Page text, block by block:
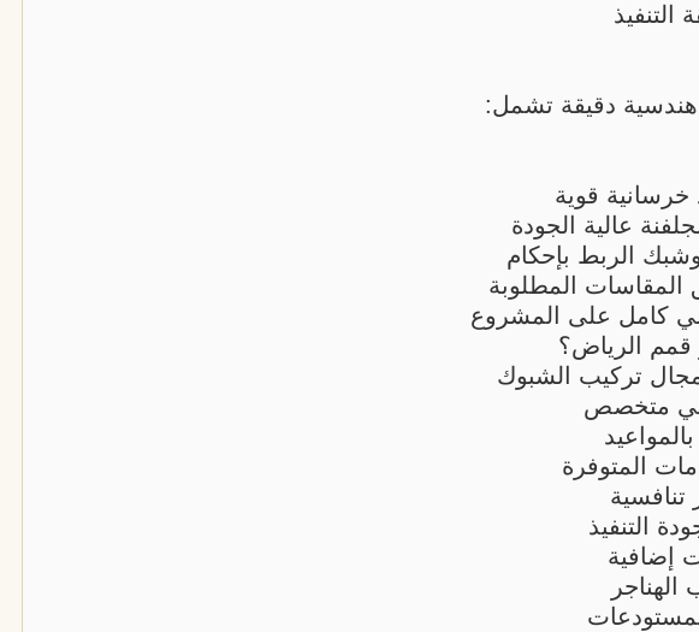
التنفيذ
دقيقة تشمل:
قوية
عالية الجودة
الربط بإحكام
المقاسات المطلوبة
كامل على المشروع
قمم الرياض؟
تركيب الشبوك
متخصص
بالمواعيد
المتوفرة
تنافسية
التنفيذ
إضافية
الهناجر